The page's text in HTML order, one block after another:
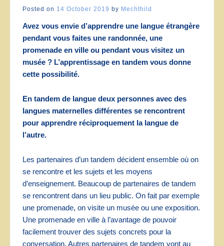
Posted on 14 October 2019 by Mechthild
Avez vous envie d’apprendre une langue étrangère
pendant vous faites une randonnée, une
promenade en ville ou pendant vous visitez un
musée ? L’apprentissage en tandem vous donne
cette possibilité.
En tandem de langue deux personnes avec des
langues maternelles différentes se rencontrent
pour apprendre réciproquement la langue de
l’autre.
Les partenaires d’un tandem décident ensemble où on
se rencontre et les sujets et les moyens
d’enseignement. Beaucoup de partenaires de tandem
se rencontrent dans un lieu public. On fait par exemple
une promenade, on visite un musée ou une exposition.
Une promenade en ville à l’avantage de pouvoir
facilement trouver des sujets concrets pour la
conversation. Autres partenaires de tandem vont au